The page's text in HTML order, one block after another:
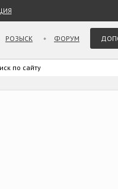
РОЗЫСК ФОРУМ